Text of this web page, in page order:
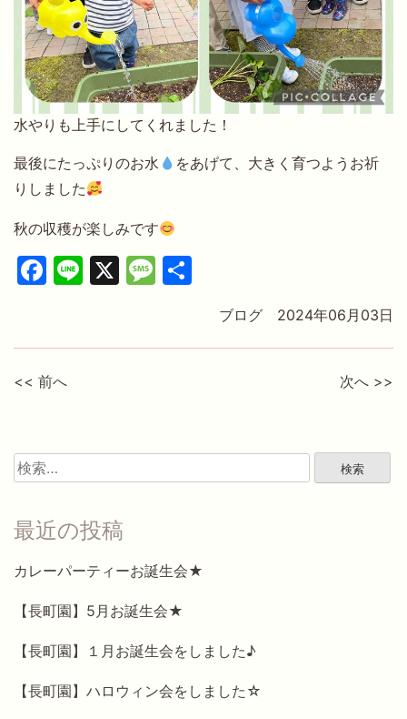
水やりも上手にしてくれました！
最後にたっぷりのお水
をあげて、大きく育つようお祈
りしました
秋の収穫が楽しみです
Facebook
Line
X Message
ブログ 2024年06月03日
<< 前へ 次へ >>
検
索:
最近の投稿
カレーパーティーお誕生会★
【長町園】5月お誕生会★
【長町園】１月お誕生会をしました♪
【長町園】ハロウィン会をしました☆